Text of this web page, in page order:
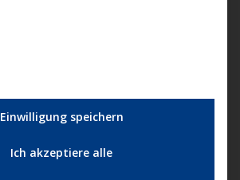
Einwilligung speichern
Ich akzeptiere alle